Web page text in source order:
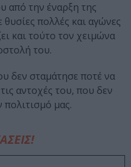
από την έναρξη της
πολλές και αγώνες
και τούτο τον χειμώνα
του.
δεν σταμάτησε ποτέ να
αντοχές του, που δεν
πολιτισμό μας.